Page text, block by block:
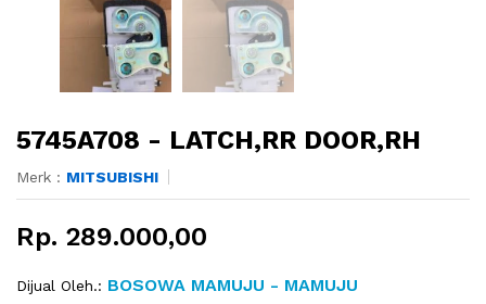
5745A708 - LATCH,RR DOOR,RH
Merk : MITSUBISHI
Rp. 289.000,00
Dijual Oleh.: BOSOWA MAMUJU - MAMUJU